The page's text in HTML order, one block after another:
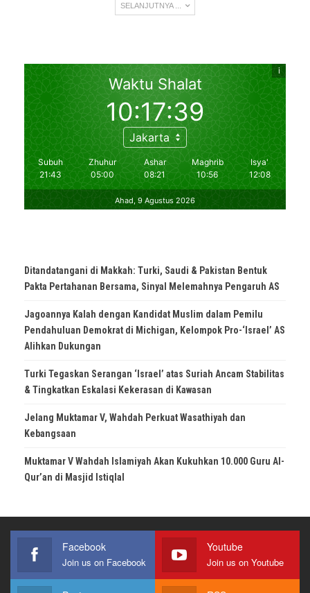
SELANJUTNYA ...
Ditandatangani di Makkah: Turki, Saudi & Pakistan Bentuk
Pakta Pertahanan Bersama, Sinyal Melemahnya Pengaruh AS
Jagoannya Kalah dengan Kandidat Muslim dalam Pemilu
Pendahuluan Demokrat di Michigan, Kelompok Pro-‘Israel’ AS
Alihkan Dukungan
Turki Tegaskan Serangan ‘Israel’ atas Suriah Ancam Stabilitas
& Tingkatkan Eskalasi Kekerasan di Kawasan
Jelang Muktamar V, Wahdah Perkuat Wasathiyah dan
Kebangsaan
Muktamar V Wahdah Islamiyah Akan Kukuhkan 10.000 Guru Al-
Qur’an di Masjid Istiqlal
Facebook
Join us on Facebook
Youtube
Join us on Youtube